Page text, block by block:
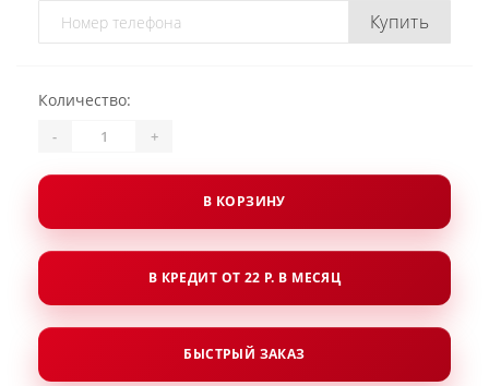
Купить
Количество:
- +
В КОРЗИНУ
В КРЕДИТ ОТ 22 Р. В МЕСЯЦ
БЫСТРЫЙ ЗАКАЗ